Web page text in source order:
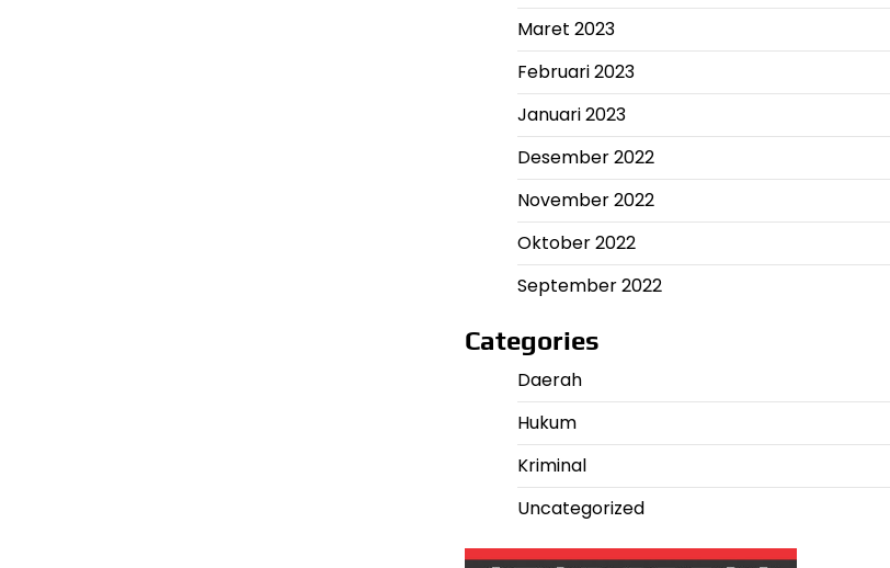
Maret 2023
Februari 2023
Januari 2023
Desember 2022
November 2022
Oktober 2022
September 2022
Categories
Daerah
Hukum
Kriminal
Uncategorized